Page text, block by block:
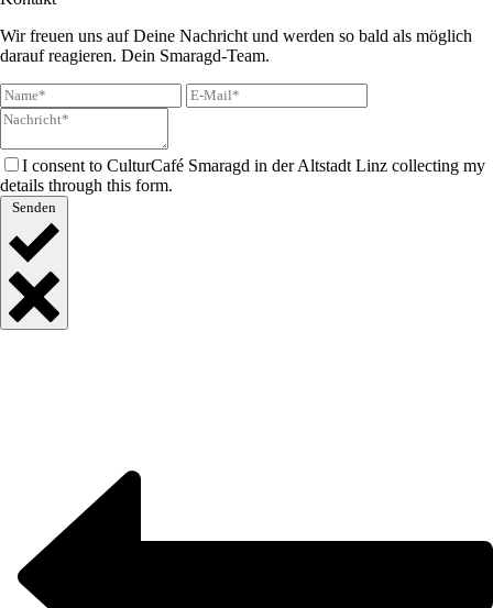
Wir freuen uns auf Deine Nachricht und werden so bald als möglich
darauf reagieren. Dein Smaragd-Team.
I consent to CulturCafé Smaragd in der Altstadt Linz collecting my
details through this form.
Senden